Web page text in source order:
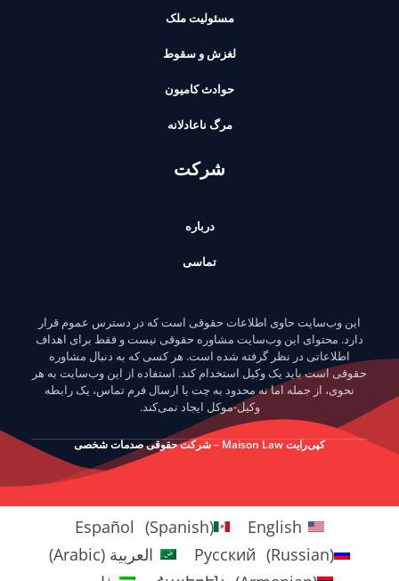
مسئولیت ملک
لغزش و سقوط
حوادث کامیون
مرگ ناعادلانه
شرکت
درباره
تماسی
این وب‌سایت حاوی اطلاعات حقوقی است که در دسترس عموم قرار
دارد. محتوای این وب‌سایت مشاوره حقوقی نیست و فقط برای اهداف
اطلاعاتی در نظر گرفته شده است. هر کسی که به دنبال مشاوره
حقوقی است باید یک وکیل استخدام کند. استفاده از این وب‌سایت به هر
نحوی، از جمله اما نه محدود به چت یا ارسال فرم تماس، یک رابطه
وکیل-موکل ایجاد نمی‌کند.
کپی‌رایت Maison Law – شرکت حقوقی صدمات شخصی
English
Español (Spanish)
Русский (Russian) العربية (
Arabic
)